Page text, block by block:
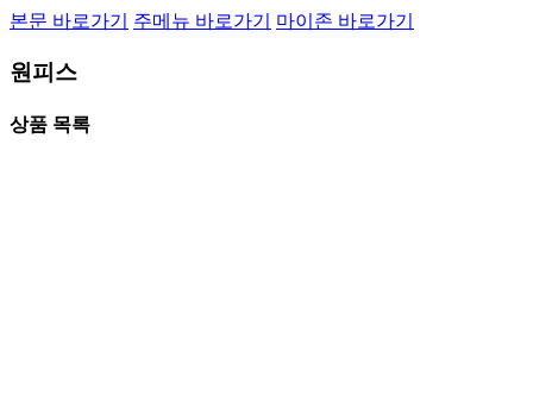
본문 바로가기 주메뉴 바로가기 마이존 바로가기
원피스
상품 목록